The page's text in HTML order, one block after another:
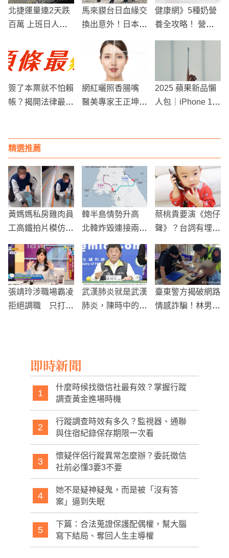
北捷運量連2天跌
百萬 上班日人氣
馬來貘台日血緣交
換出意外！日本
頭部大面積擦傷、
體溫41度 死因出
健康網》5種奶營
養全攻略！ 營養
簽了本票就不怕賴
帳？揭開法律最強
網紅曬照香腸嘴
醫美專家王正坤：
2025 蘋果新品懶
人包｜iPhone 17
Watch 全攻略
精選推薦
黃媽媽私房雞肉員
工高鐵拍片模仿張
已即刻開除
韓半島情勢升高
北韓炸毀連接兩韓
射擊示警
蔡桃貴要演《炮仔
聲》？台詞有埋伏
張靖玲涉職場霸凌
拒絕調職 只打卡
武漢肺炎就是武漢
肺炎，陳時中的回
臺東警方揭破網路
情感詐騙！林男因
即時新聞
1
什麼時候找徵信社最有效？掌握行蹤
調查黃金進場時機
2
行蹤調查時效有多久？監視器、通聯
與住宿紀錄保存期限一次看
3
懷疑伴侶行蹤異常怎麼辦？委託徵信
社前必懂3要3不要
4
她不是疑神疑鬼，而是被「沒有答
案」逼到失眠
5
下篇：合法蒐證保護配偶權，幫大腦
寫下結局、奪回人生主導權